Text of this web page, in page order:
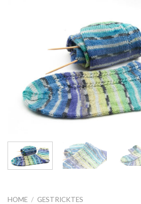
HOME / GESTRICKTES